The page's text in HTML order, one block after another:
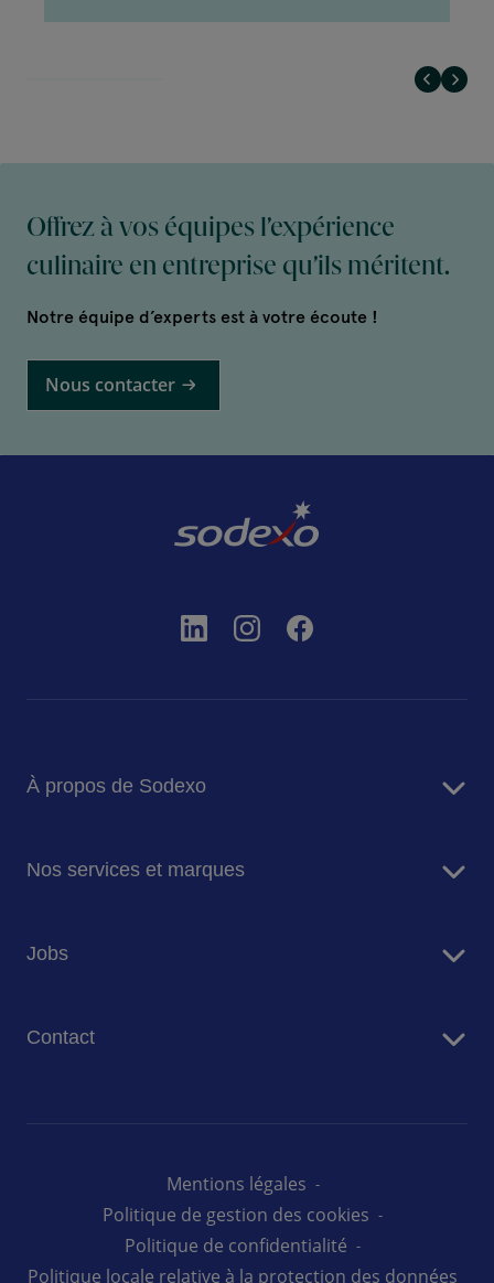
Offrez à vos équipes l’expérience
culinaire en entreprise qu’ils méritent.
Notre équipe d’experts est à votre écoute !
Nous contacter
À propos de Sodexo
Notre mission et ambition
Nos services et marques
Nos marques
Jobs
Nos offres d'emploi
Contact
Mentions légales
Politique de gestion des cookies
Politique de confidentialité
Politique locale relative à la protection des données